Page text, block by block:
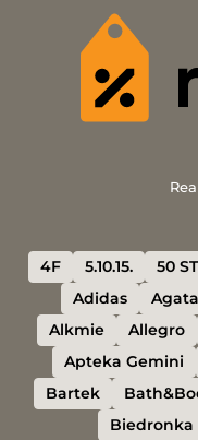
4F 5.10.15. 50
Adidas
Alkmie
Allegro
Apteka Gemini
Bartek
Biedronka